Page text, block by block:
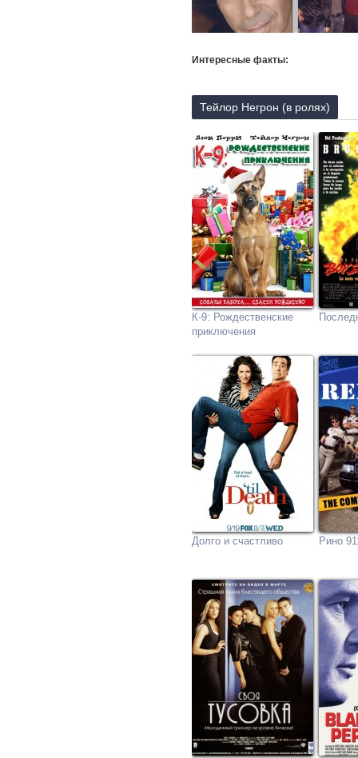
Интересные факты:
Тейлор Негрон (в ролях)
К-9: Рождественские
приключения
Долго и счастливо Рино